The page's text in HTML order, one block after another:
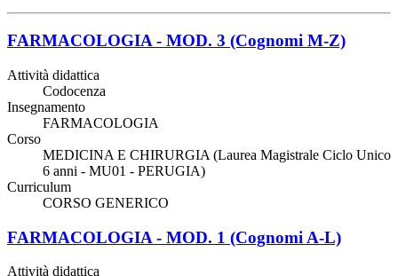
FARMACOLOGIA - MOD. 3 (Cognomi M-Z)
Attività didattica
Codocenza
Insegnamento
FARMACOLOGIA
Corso
MEDICINA E CHIRURGIA (Laurea Magistrale Ciclo Unico
6 anni - MU01 - PERUGIA)
Curriculum
CORSO GENERICO
FARMACOLOGIA - MOD. 1 (Cognomi A-L)
Attività didattica